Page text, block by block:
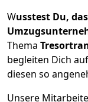
Wusstest Du,
Thema
begleiten Dich
diesen so
Unsere